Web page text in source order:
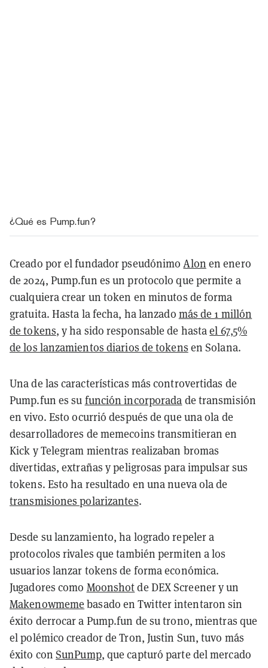
¿Qué es Pump.fun?
Creado por el fundador pseudónimoAlon en enero
de 2024, Pump.fun es un protocolo que permite a
cualquiera crear un token en minutos de forma
gratuita. Hasta la fecha, ha lanzado más de 1 millón
de tokens, y ha sido responsable de hastael 67,5%
de los lanzamientos diarios de tokens en Solana.
Una de las características más controvertidas de
Pump.fun es su funciónincorporada de transmisión
en vivo. Esto ocurrió después de que una ola de
desarrolladores de memecoins transmitieran en
Kick y Telegram mientras realizaban bromas
divertidas, extrañas y peligrosas para impulsar sus
tokens. Esto ha resultado en una nueva ola de
transmisiones polarizantes.
Desde su lanzamiento, ha logrado repeler a
protocolos rivales que también permiten a los
usuarios lanzar tokens de forma económica.
Jugadores como Moonshotde DEX Screener y un
Makenowmeme basado en Twitter intentaron sin
éxito derrocar a Pump.fun de su trono, mientras que
el polémico creador de Tron, Justin Sun, tuvo más
éxito con SunPump, que capturó parte del mercado